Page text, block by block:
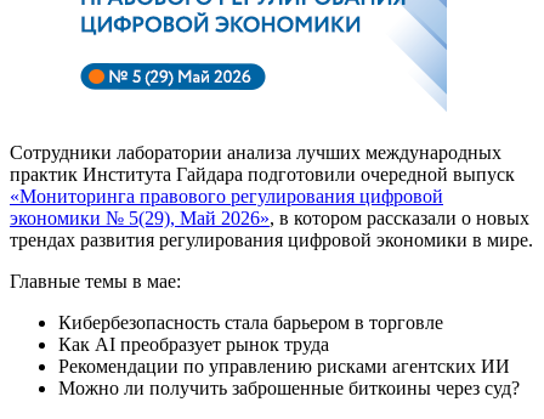
Сотрудники лаборатории анализа лучших международных
практик Института Гайдара подготовили очередной выпуск
«Мониторинга правового регулирования цифровой
экономики № 5(29), Май 2026», в котором рассказали о новых
трендах развития регулирования цифровой экономики в мире.
Главные темы в мае:
Кибербезопасность стала барьером в торговле
Как AI преобразует рынок труда
Рекомендации по управлению рисками агентских ИИ
Можно ли получить заброшенные биткоины через суд?